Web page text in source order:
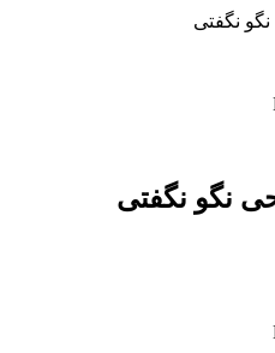
نگو نگفتی